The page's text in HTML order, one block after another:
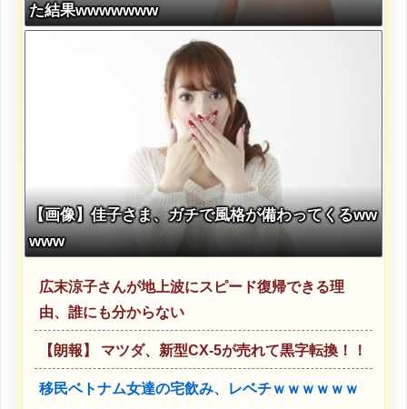
た結果wwwwwww
【画像】佳子さま、ガチで風格が備わってくるww
www
広末涼子さんが地上波にスピード復帰できる理
由、誰にも分からない
【朗報】 マツダ、新型CX-5が売れて黒字転換！！
移民ベトナム女達の宅飲み、レベチｗｗｗｗｗｗ